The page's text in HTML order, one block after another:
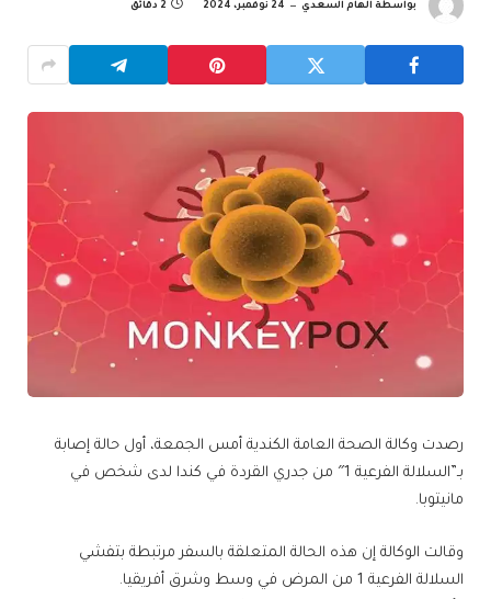
بواسطة الهام السعدي 24 نوفمبر، 2024 2 دقائق
رصدت وكالة الصحة العامة الكندية أمس الجمعة، أول حالة إصابة
بـ”السلالة الفرعية 1″ من جدري القردة في كندا لدى شخص في
مانيتوبا.
‬السلالة الفرعية 1 من المرض في وسط وشرق أفريقيا.